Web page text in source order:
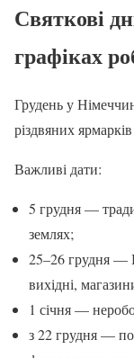
Святкові
графіках
Грудень у
різдвяних
Важливі дати:
5 грудня —
землях;
25–26 грудня —
вихідні,
1 січня —
з 22 грудня —